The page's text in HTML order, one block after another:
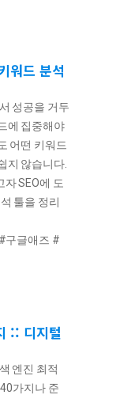
워드 분석
성공을 거두
에 집중해야
어떤 키워드
지 않습니다.
SEO에 도
툴을 정리
구글애즈 #
:: 디지털
엔진 최적
가지나 준